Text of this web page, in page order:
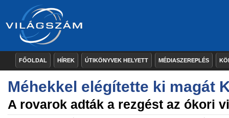
FŐOLDAL HÍREK ÚTIKÖNYVEK HELYETT MÉDIASZEREPLÉS
Méhekkel elégítette ki magát
A rovarok adták a rezgést az ókori